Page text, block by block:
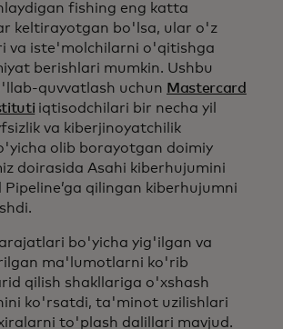
fishing eng katta
keltirayotgan bo'lsa, ular o'z
va iste'molchilarni o'qitishga
berishlari mumkin. Ushbu
quvvatlash uchun Mastercard
iqtisodchilari bir necha yil
va kiberjinoyatchilik
olib borayotgan doimiy
doirasida Asahi kiberhujumini
Pipeline’ga qilingan kiberhujumni
bo'yicha yig'ilgan va
ma'lumotlarni ko'rib
qilish shakllariga o'xshash
ko'rsatdi, ta'minot uzilishlari
to'plash dalillari mavjud.